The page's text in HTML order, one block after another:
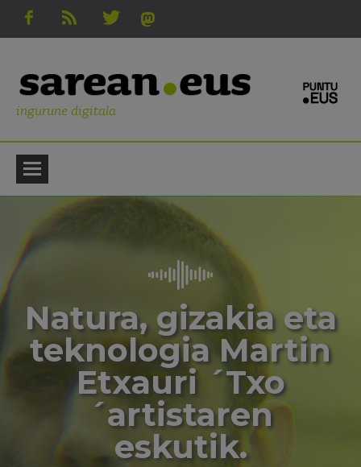
ingurune digitala
Natura, gizakia eta
teknologia Martin
Etxauri ´Txo
´artistaren
eskutik.